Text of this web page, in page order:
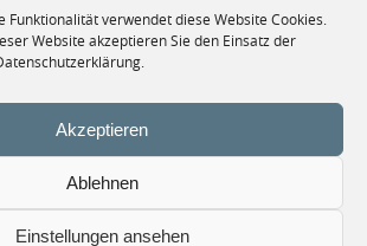
Funktionalität verwendet diese Website Cookies.
Website akzeptieren Sie den Einsatz der
Akzeptieren
Ablehnen
Einstellungen ansehen
„Defense“: Sicherheit und
Gesellschaft mbH.IMPRESSUM